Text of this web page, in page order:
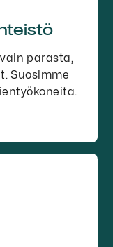
parasta,
Suosimme